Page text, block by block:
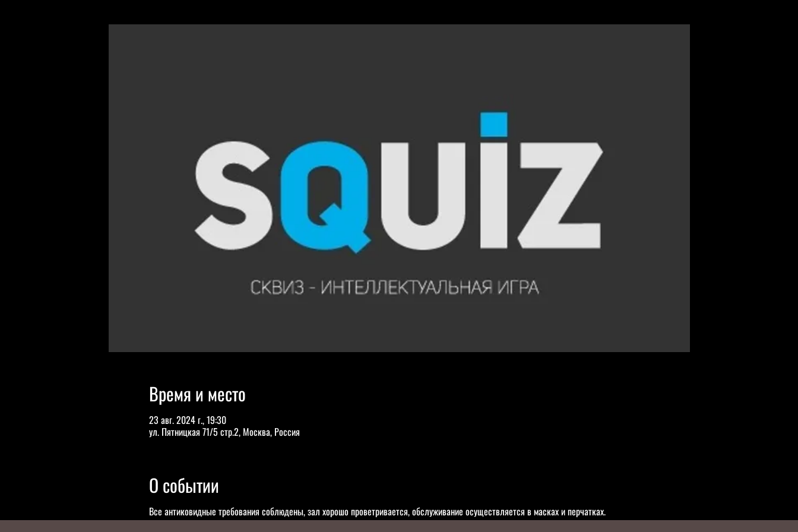
Время и место
23 авг. 2024 г., 19:30
ул. Пятницкая 71/5 стр.2, Москва, Россия
О событии
Все антиковидные требования соблюдены, зал хорошо проветривается, обслуживание осуществляется в масках и перчатках.